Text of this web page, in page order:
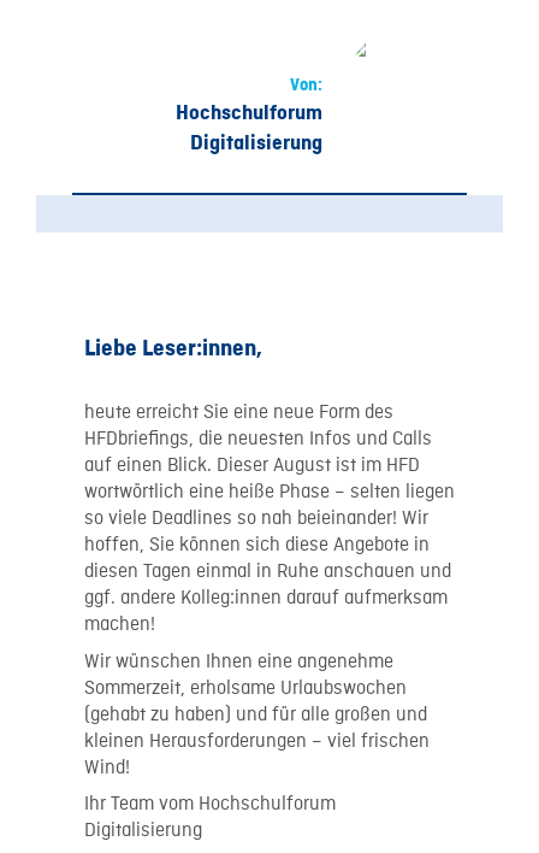
Von:
Hochschulforum
Digitalisierung
Liebe Leser:innen,
heute erreicht Sie eine neue Form des
HFDbriefings, die neuesten Infos und Calls
auf einen Blick. Dieser August ist im HFD
wortwörtlich eine heiße Phase – selten liegen
so viele Deadlines so nah beieinander! Wir
hoffen, Sie können sich diese Angebote in
diesen Tagen einmal in Ruhe anschauen und
ggf. andere Kolleg:innen darauf aufmerksam
machen!
Wir wünschen Ihnen eine angenehme
Sommerzeit, erholsame Urlaubswochen
(gehabt zu haben) und für alle großen und
kleinen Herausforderungen – viel frischen
Wind!
Ihr Team vom Hochschulforum
Digitalisierung